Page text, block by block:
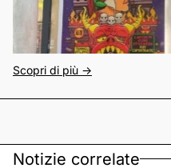
Scopri di più ->
Notizie correlate